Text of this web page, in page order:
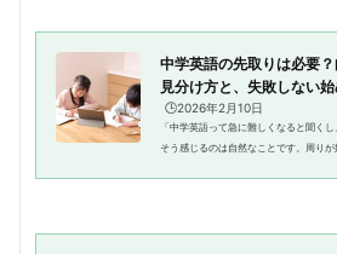
中学英語の先取りは必要
見分け方と、失敗しない
🕒️2026年2月10日
「中学英語って急に難しくなると聞く
そう感じるのは自然なことです。周り